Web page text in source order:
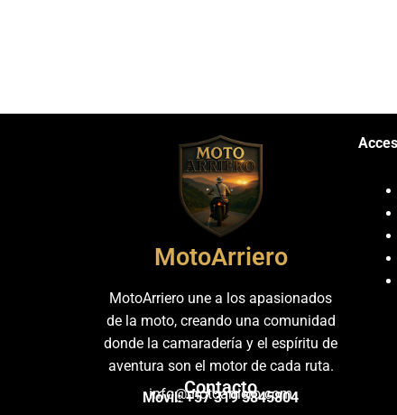
MotoArriero
MotoArriero une a los apasionados
de la moto, creando una comunidad
donde la camaradería y el espíritu de
aventura son el motor de cada ruta.
Contacto
info@motoarriero.com
Móvil: +57 319 5845804